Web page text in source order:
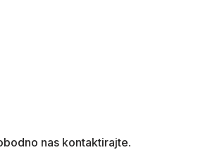
nas kontaktirajte.